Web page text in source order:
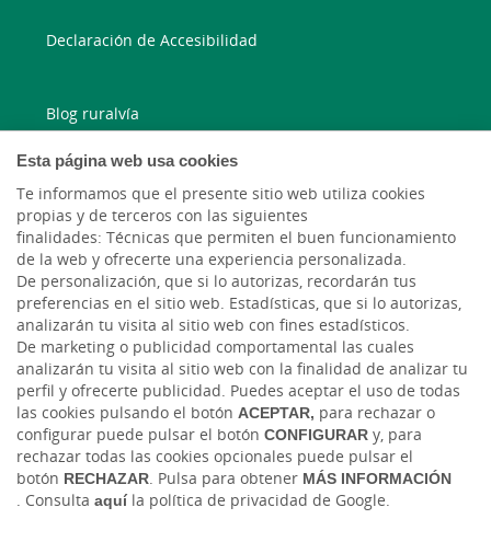
Esta página web usa cookies
Te informamos que el presente sitio web utiliza cookies
propias y de terceros con las siguientes
finalidades: Técnicas que permiten el buen funcionamiento
de la web y ofrecerte una experiencia personalizada.
De personalización, que si lo autorizas, recordarán tus
preferencias en el sitio web. Estadísticas, que si lo autorizas,
analizarán tu visita al sitio web con fines estadísticos.
De marketing o publicidad comportamental las cuales
analizarán tu visita al sitio web con la finalidad de analizar tu
perfil y ofrecerte publicidad. Puedes aceptar el uso de todas
las cookies pulsando el botón ACEPTAR, para rechazar o
configurar puede pulsar el botón CONFIGURAR y, para
rechazar todas las cookies opcionales puede pulsar el
botón RECHAZAR. Pulsa para obtener MÁS INFORMACIÓN
. Consulta aquíla política de privacidad de Google.
Declaración de Accesibilidad
Blog ruralvía
Blog Joven In
Facebook
Twitter
Tablón de anuncios Tipos de cambio Aviso legal
Política de cookies
Protección de datos
Ciberseguridad